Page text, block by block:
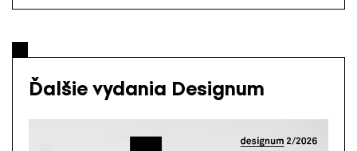
Ďalšie vydania Designum